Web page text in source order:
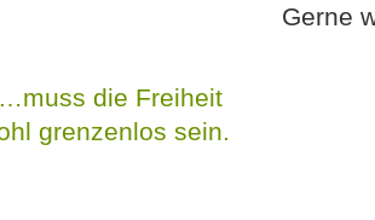
Gerne